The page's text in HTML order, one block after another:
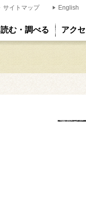
読む・調べる アク
サイトマップ English